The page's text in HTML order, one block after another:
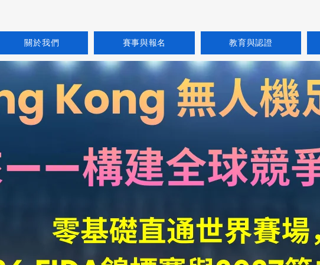
關於我們 賽事與報名 教育與認證